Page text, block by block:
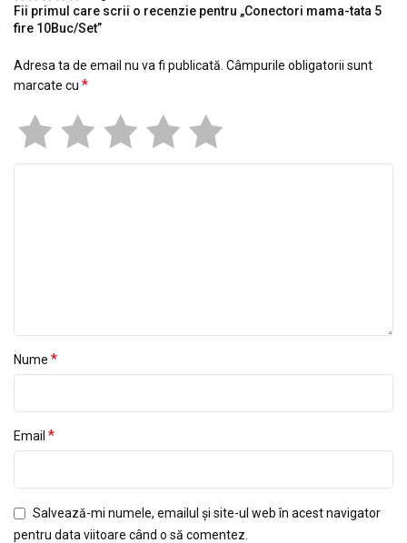
Fii primul care scrii o recenzie pentru „Conectori mama-tata 5
fire 10Buc/Set”
Adresa ta de email nu va fi publicată. Câmpurile obligatorii sunt
marcate cu *
Nume *
Email *
Salvează-mi numele, emailul și site-ul web în acest navigator
pentru data viitoare când o să comentez.